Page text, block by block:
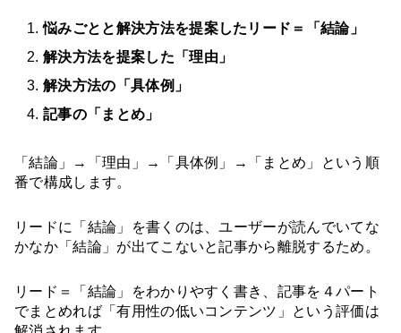
悩みごとと解決方法を提案したリード＝「結論」
解決方法を提案した「理由」
解決方法の「具体例」
記事の「まとめ」
「結論」→「理由」→「具体例」→「まとめ」という順
番で構成します。
リードに「結論」を書くのは、ユーザーが読んでいてな
かなか「結論」が出てこないと記事から離脱するため。
リード＝「結論」をわかりやすく書き、記事を４パート
でまとめれば「有用性の低いコンテンツ」という評価は